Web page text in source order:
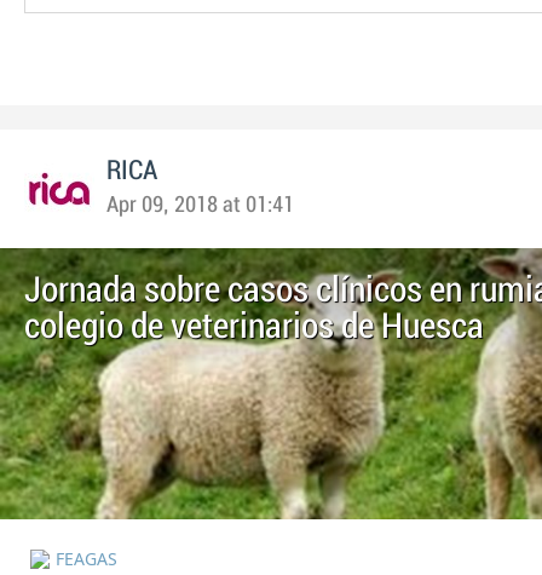
RICA
Apr 09, 2018 at 01:41
Jornada sobre casos clínicos en
colegio de veterinarios de Huesca
FEAGAS